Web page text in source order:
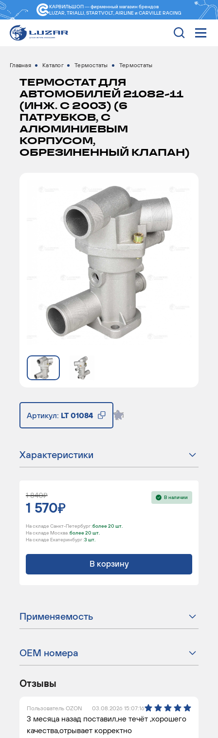
КАРВИЛЬШОП — фирменный магазин брендов
LUZAR, TRIALLI, STARTVOLT, AIRLINE и CARVILLE RACING
Главная Каталог Термостаты Термостаты
ТЕРМОСТАТ ДЛЯ
АВТОМОБИЛЕЙ 21082-11
(ИНЖ. С 2003) (6
ПАТРУБКОВ, С
АЛЮМИНИЕВЫМ
КОРПУСОМ,
ОБРЕЗИНЕННЫЙ КЛАПАН)
Артикул: LT 01084
Характеристики
1 840
1 570
В наличии
На складе Санкт-Петербург :более 20 шт.
На складе Москва :более 20 шт.
На складе Екатеринбург :3 шт.
В корзину
Применяемость
ОЕМ номера
Отзывы
Пользователь OZON 03.08.2026 15:07:16
3 месяца назад поставил,не течёт ,хорошего
качества,отрывает корректно